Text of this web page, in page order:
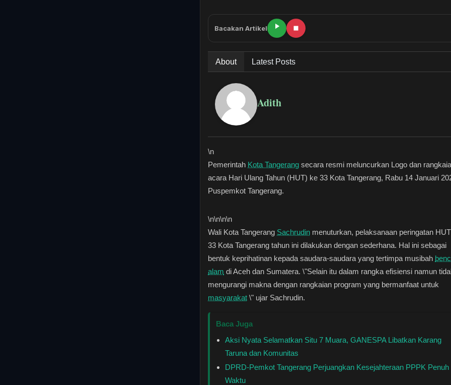
Bacakan Artikel
About Latest Posts
Adith
\n
Pemerintah Kota Tangerang secara resmi meluncurkan Logo dan
acara Hari Ulang Tahun (HUT) ke 33 Kota Tangerang, Rabu 14 Januari
Puspemkot Tangerang.
\n\n\n\n
Wali Kota Tangerang Sachrudin menuturkan, pelaksanaan peringatan
33 Kota Tangerang tahun ini dilakukan dengan sederhana. Hal ini sebagai
bentuk keprihatinan kepada saudara-saudara yang tertimpa musibah
alam di Aceh dan Sumatera. \"Selain itu dalam rangka efisiensi namun
mengurangi makna dengan rangkaian program yang bermanfaat untuk
masyarakat \" ujar Sachrudin.
Baca Juga
Aksi Nyata Selamatkan Situ 7 Muara, GANESPA Libatkan Karang
Taruna dan Komunitas
DPRD-Pemkot Tangerang Perjuangkan Kesejahteraan PPPK Penuh
Waktu